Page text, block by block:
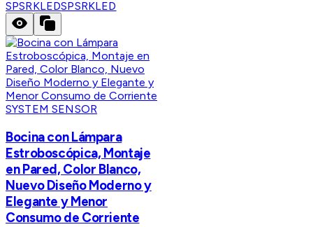
SPSRKLEDSPSRKLED
SYSTEM SENSOR
Bocina con Lámpara
Estroboscópica, Montaje
en Pared, Color Blanco,
Nuevo Diseño Moderno y
Elegante y Menor
Consumo de Corriente